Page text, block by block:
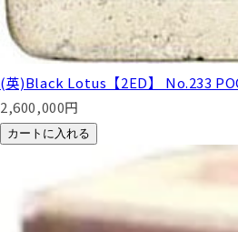
(英)Black Lotus【2ED】 No.233
2,600,000円
カートに入れる